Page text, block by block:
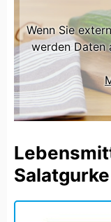
Wenn Sie
werden Daten
Salatgurke